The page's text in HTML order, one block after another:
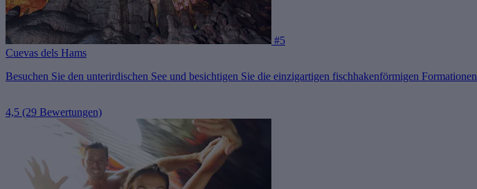
#5
Cuevas dels Hams
Besuchen Sie den unterirdischen See und besichtigen Sie die einzigartigen fischhakenförmigen Formationen
4,5 (29 Bewertungen)